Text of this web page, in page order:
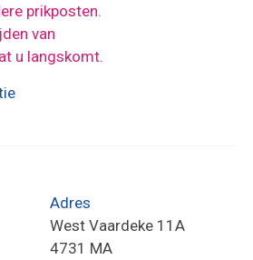
prikposten.
van
u langskomt.
Adres
West Vaardeke 11A
4731 MA